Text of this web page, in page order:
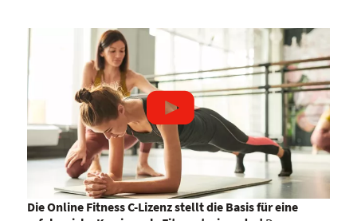
Die Online Fitness C-Lizenz stellt die Basis für eine